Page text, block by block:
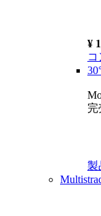
¥
完
製